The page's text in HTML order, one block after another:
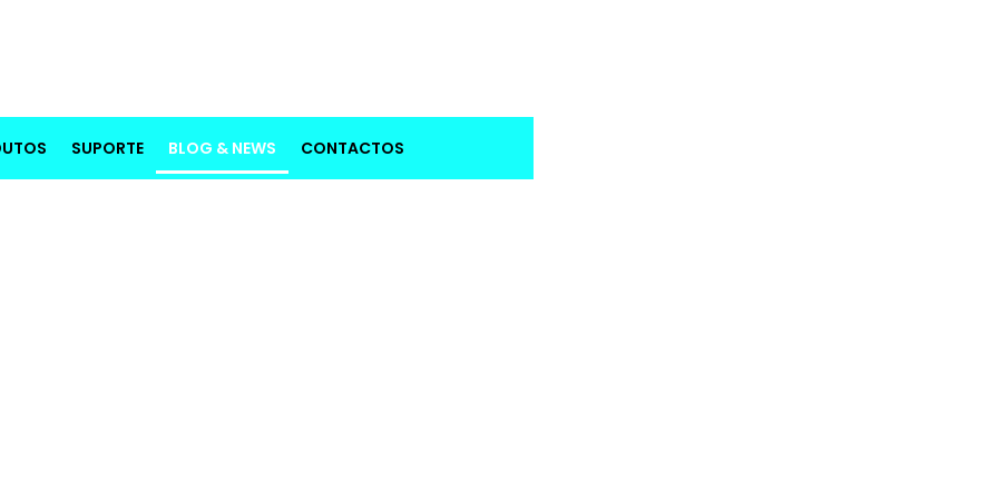
SUPORTE BLOG & NEWS CONTACTOS